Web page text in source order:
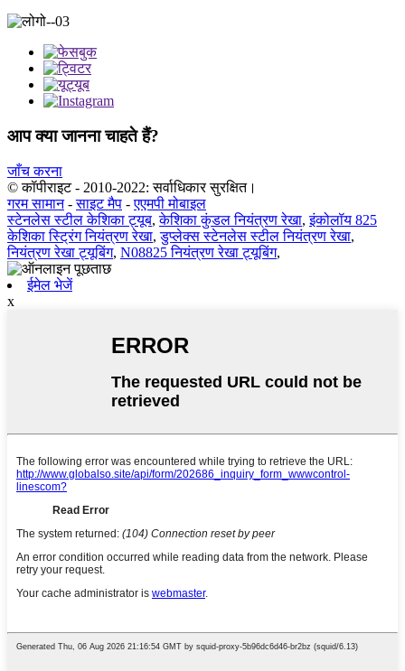
आप क्या जानना चाहते हैं?
जाँच करना
© कॉपीराइट - 2010-2022: सर्वाधिकार सुरक्षित।
गरम सामान-साइट मैप -एएमपी मोबाइल
स्टेनलेस स्टील केशिका ट्यूब,केशिका कुंडल नियंत्रण रेखा,इंकोलॉय 825
केशिका स्ट्रिंग नियंत्रण रेखा,डुप्लेक्स स्टेनलेस स्टील नियंत्रण रेखा,
नियंत्रण रेखा ट्यूबिंग, N08825 नियंत्रण रेखा ट्यूबिंग,
ईमेल भेजें
x